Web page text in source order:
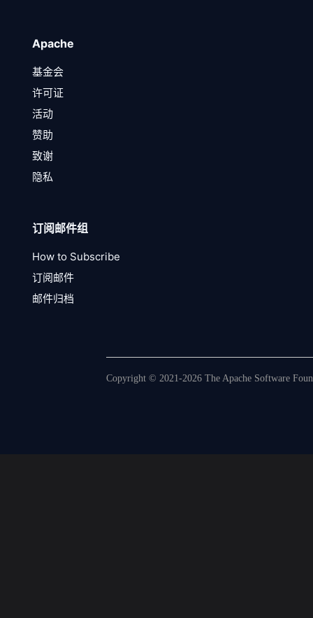
Apache
基金会
许可证
活动
赞助
致谢
隐私
订阅邮件组
How to Subscribe
订阅邮件
邮件归档
Copyright © 2021-2026 The Apache Software